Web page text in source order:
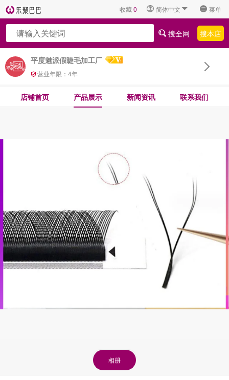
收藏0 简体中文 菜单
平度魅派假睫毛加工厂
营业年限： 4年
搜全网 搜本店
店铺首页 产品展示 新闻资讯 联系我们
相册